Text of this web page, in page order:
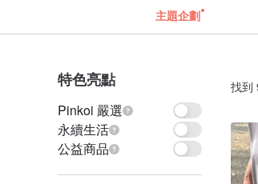
主題企劃
特色亮點
Pinkoi 嚴選
永續生活
公益商品
找到